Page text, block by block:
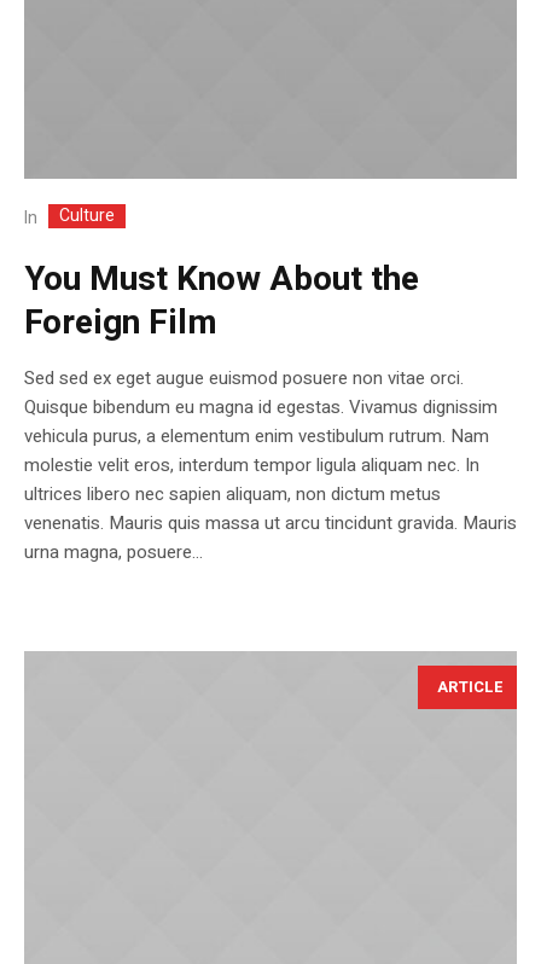
In Culture
You Must Know About the
Foreign Film
Sed sed ex eget augue euismod posuere non vitae orci.
Quisque bibendum eu magna id egestas. Vivamus dignissim
vehicula purus, a elementum enim vestibulum rutrum. Nam
molestie velit eros, interdum tempor ligula aliquam nec. In
ultrices libero nec sapien aliquam, non dictum metus
venenatis. Mauris quis massa ut arcu tincidunt gravida. Mauris
urna magna, posuere...
ARTICLE